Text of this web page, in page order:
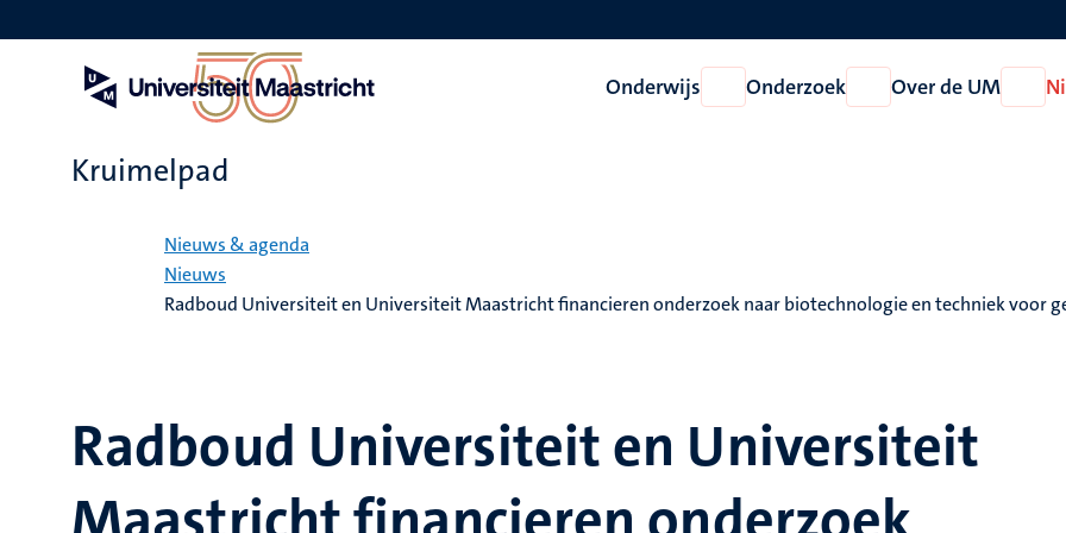
en
Onderwijs
Open
Onderwijs
Onderzoek
Open
Onderzoek
Over de UM
Open
Over
Kruimelpad
Nieuws & agenda
Nieuws
Radboud Universiteit en Universiteit Maastricht financieren onderzoek naar biotechnologie en techniek voor
Radboud Universiteit en Universiteit